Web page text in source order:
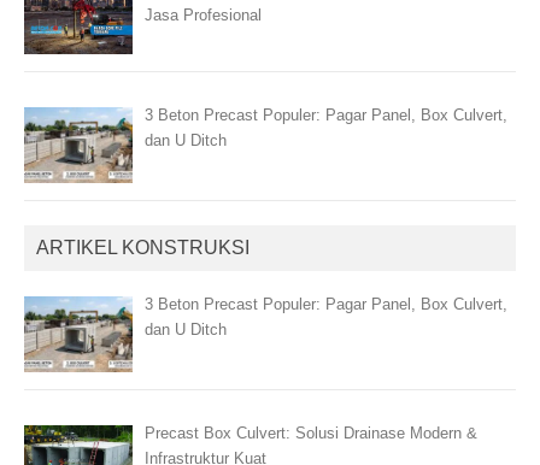
Jasa Profesional
3 Beton Precast Populer: Pagar Panel, Box Culvert,
dan U Ditch
ARTIKEL KONSTRUKSI
3 Beton Precast Populer: Pagar Panel, Box Culvert,
dan U Ditch
Precast Box Culvert: Solusi Drainase Modern &
Infrastruktur Kuat